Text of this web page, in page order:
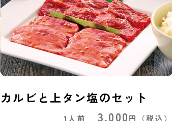
カルビと上タン塩のセット
1人前 3,000円
（税込）